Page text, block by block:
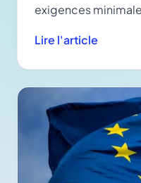
exigences
Lire l'article